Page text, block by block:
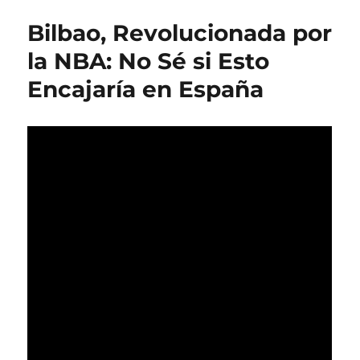
Bilbao, Revolucionada por
la NBA: No Sé si Esto
Encajaría en España